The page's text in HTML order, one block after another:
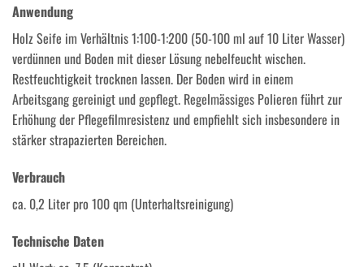
Anwendung
Holz Seife im Verhältnis 1:100-1:200 (50-100 ml auf 10 Liter Wasser)
verdünnen und Boden mit dieser Lösung nebelfeucht wischen.
Restfeuchtigkeit trocknen lassen. Der Boden wird in einem
Arbeitsgang gereinigt und gepflegt. Regelmässiges Polieren führt zur
Erhöhung der Pflegefilmresistenz und empfiehlt sich insbesondere in
stärker strapazierten Bereichen.
Verbrauch
ca. 0,2 Liter pro 100 qm (Unterhaltsreinigung)
Technische Daten